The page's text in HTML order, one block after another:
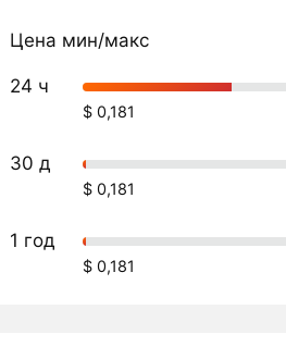
Цена мин/макс
24 ч
$ 0,181
30 д
$ 0,181
1 год
$ 0,181